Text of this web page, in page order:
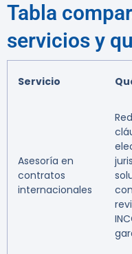
Tabla
servicios y
Servicio
Asesoría en
contratos
internacionales